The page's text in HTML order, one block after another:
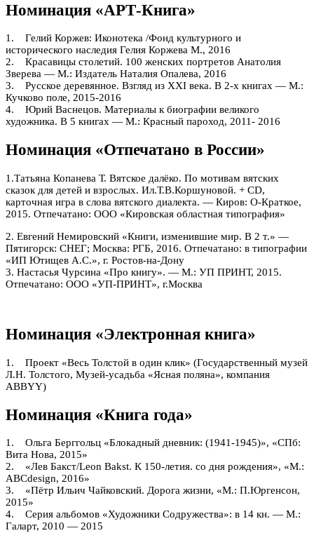
Номинация «АРТ-Книга»
1. Гелий Коржев: Иконотека /Фонд культурного и
исторического наследия Гелия Коржева М., 2016
2. Красавицы столетий. 100 женских портретов Анатолия
Зверева — М.: Издатель Наталия Опалева, 2016
3. Русское деревянное. Взгляд из ХХI века. В 2-х книгах — М.:
Кучково поле, 2015-2016
4. Юрий Васнецов. Материалы к биографии великого
художника. В 5 книгах — М.: Красный пароход, 2011- 2016
Номинация «Отпечатано в России»
1.Татьяна Копанева Т. Вятское далёко. По мотивам вятских
сказок для детей и взрослых. Ил.Т.В.Коршуновой. + CD,
карточная игра в слова вятского диалекта. — Киров: О-Краткое,
2015. Отпечатано: ООО «Кировская областная типография»
2. Евгений Немировский «Книги, изменившие мир. В 2 т.» —
Пятигорск: СНЕГ; Москва: РГБ, 2016. Отпечатано: в типографии
«ИП Ютищев А.С.», г. Ростов-на-Дону
3. Настасья Чурсина «Про книгу». — М.: УП ПРИНТ, 2015.
Отпечатано: ООО «УП-ПРИНТ», г.Москва
Номинация «Электронная книга»
1. Проект «Весь Толстой в один клик» (Государственный музей
Л.Н. Толстого, Музей-усадьба «Ясная поляна», компания
ABBYY)
Номинация «Книга года»
1. Ольга Берггольц «Блокадный дневник: (1941-1945)», «СПб:
Вита Нова, 2015»
2. «Лев Бакст/Leon Bakst. К 150-летия. со дня рождения», «М.:
ABCdesign, 2016»
3. «Пётр Ильич Чайковский. Дорога жизни, «М.: П.Юргенсон,
2015»
4. Серия альбомов «Художники Содружества»: в 14 кн. — М.:
Галарт, 2010 — 2015